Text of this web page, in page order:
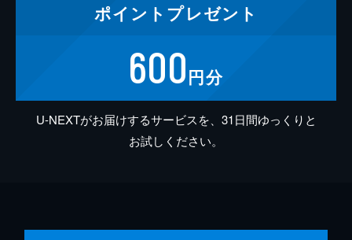
ポイント プレゼント
600円分
U-NEXTがお届けするサービスを、31日間ゆっくりと
お試しください。